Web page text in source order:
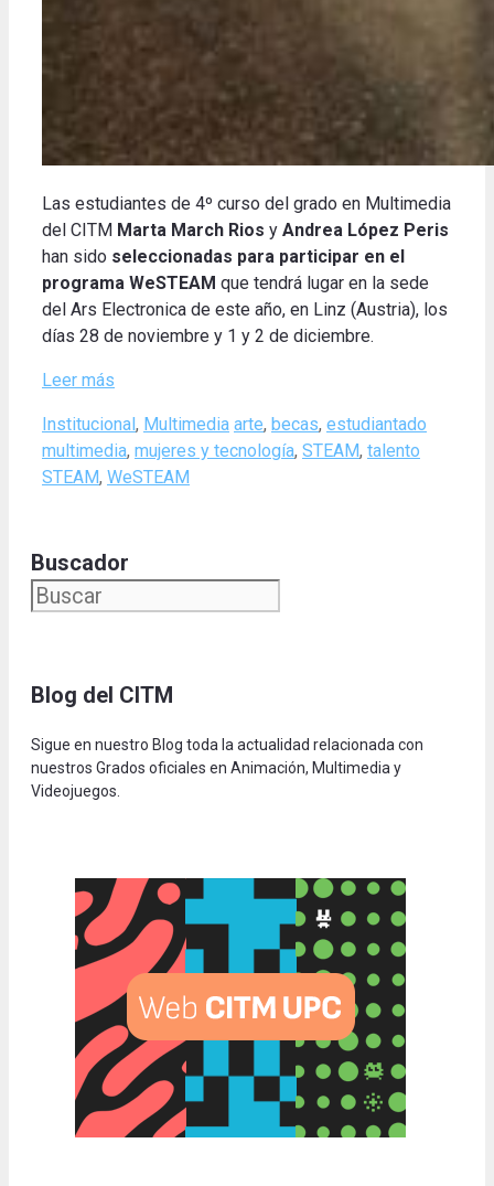
Las estudiantes de 4º curso del grado en Multimedia
del CITM Marta March Rios y Andrea López Peris
han sido seleccionadas para participar en el
programa WeSTEAM que tendrá lugar en la sede
del Ars Electronica de este año, en Linz (Austria), los
días 28 de noviembre y 1 y 2 de diciembre.
Leer más
Categories
Institucional, Multimedia Tags
arte, becas, estudiantado
multimedia, mujeres y tecnología, STEAM, talento
STEAM, WeSTEAM
Buscador
Blog del CITM
Sigue en nuestro Blog toda la actualidad relacionada con
nuestros Grados oficiales en Animación, Multimedia y
Videojuegos.